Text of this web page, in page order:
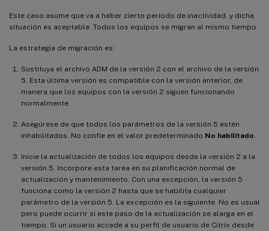
Este caso asume que va a haber cierto período de inactividad, y dicha
situación es aceptable. Todos los equipos se migran al mismo tiempo.
La estrategia de migración es:
Sustituya el archivo ADM de la versión 2 con el archivo de la versión
5. Esta última versión es compatible con la versión anterior, de
manera que los equipos con la versión 2 siguen funcionando
normalmente.
Asegúrese de que todos los parámetros de la versión 5 estén
inhabilitados. No confíe en el valor predeterminado No habilitado
Inicie la actualización de todos los equipos desde la versión 2 a la
versión 5. Incorpore esta tarea en su planificación normal de
actualización y mantenimiento. Con una excepción, la versión 5
funciona como la versión 2 hasta que se habilita cualquier
parámetro de la versión 5. La excepción es la siguiente. No es usual
pero puede ocurrir si este paso de la actualización se alarga en el
tiempo. Si un usuario accede a su perfil de usuario de Citrix desde